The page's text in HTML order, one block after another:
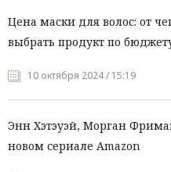
Цена маски для волос: от
выбрать продукт по
10 октября 2024 / 15:19
Энн Хэтэуэй, Морган
новом сериале Amazon